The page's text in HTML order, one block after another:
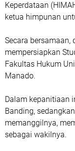
Keperdataan
ketua himpunan
Secara bersamaan,
mempersiapkan
Fakultas Hukum
Manado.
Dalam kepanitiaan
Banding,
memanggilnya,
sebagai wakilnya.